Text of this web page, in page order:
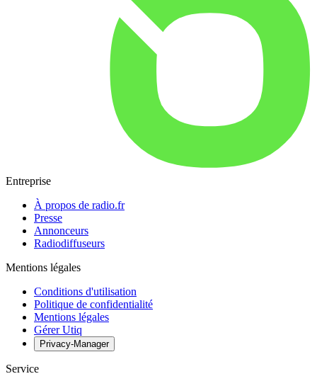
Entreprise
À propos de radio.fr
Presse
Annonceurs
Radiodiffuseurs
Mentions légales
Conditions d'utilisation
Politique de confidentialité
Mentions légales
Gérer Utiq
Privacy-Manager
Service